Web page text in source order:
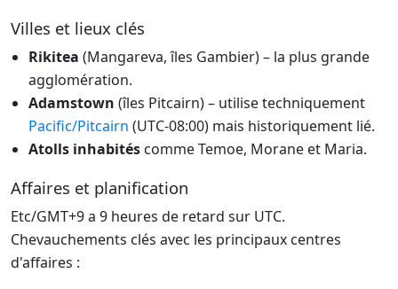
Villes et lieux clés
Rikitea (Mangareva, îles Gambier) – la plus grande
agglomération.
Adamstown (îles Pitcairn) – utilise techniquement
Pacific/Pitcairn (UTC-08:00) mais historiquement lié.
Atolls inhabités comme Temoe, Morane et Maria.
Affaires et planification
Etc/GMT+9 a 9 heures de retard sur UTC.
Chevauchements clés avec les principaux centres
d'affaires :